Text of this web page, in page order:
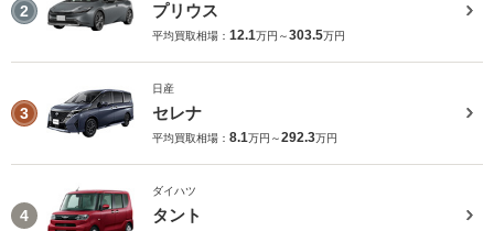
2 プリウス
平均買取相場： 12.1万円～303.5万円
3
日産
セレナ
平均買取相場： 8.1万円～292.3万円
4
ダイハツ
タント